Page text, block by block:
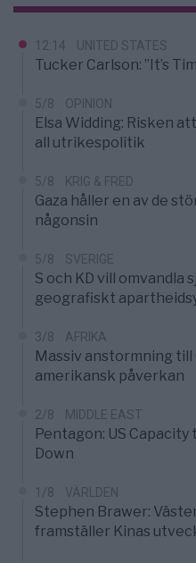
12:14 UNITED STATES
Tucker Carlson: ”It’s
5/8 OPINION
Elsa Widding: Risken
all utrikespolitik
5/8 KRIG & FRED
Gaza håller en av de
någonsin
5/8 SVERIGE
S och KD vill omvandla
geografiskt
3/8 AFRIKA
Massiv anstormning
amerikansk påverkan
2/8 MIDDLE EAST
Pentagon: US
Down
1/8 VÄRLDEN
Stephen Brawer:
framställer Kinas